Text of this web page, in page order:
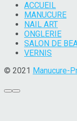
ACCUEIL
MANUCURE
NAIL ART
ONGLERIE
SALON DE
VERNIS
© 2021 Manucure-